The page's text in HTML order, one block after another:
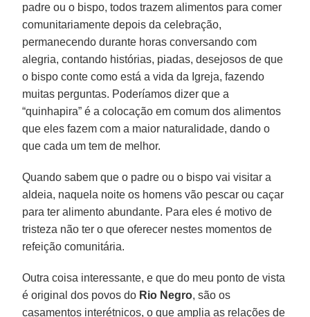
padre ou o bispo, todos trazem alimentos para comer
comunitariamente depois da celebração,
permanecendo durante horas conversando com
alegria, contando histórias, piadas, desejosos de que
o bispo conte como está a vida da Igreja, fazendo
muitas perguntas. Poderíamos dizer que a
“quinhapira” é a colocação em comum dos alimentos
que eles fazem com a maior naturalidade, dando o
que cada um tem de melhor.
Quando sabem que o padre ou o bispo vai visitar a
aldeia, naquela noite os homens vão pescar ou caçar
para ter alimento abundante. Para eles é motivo de
tristeza não ter o que oferecer nestes momentos de
refeição comunitária.
Outra coisa interessante, e que do meu ponto de vista
é original dos povos do Rio Negro, são os
casamentos interétnicos, o que amplia as relações de